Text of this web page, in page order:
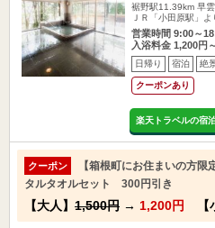
裾野駅11.39km 早
ＪＲ「小田原駅」
営業時間 9:00～
入浴料金 1,200円～
日帰り 宿泊 絶
クーポンあり
楽天トラベルの宿
クーポン
【箱根町にお住まいの方
タルタオルセット 300円引き
【大人】 1,500円 → 1,200円 【